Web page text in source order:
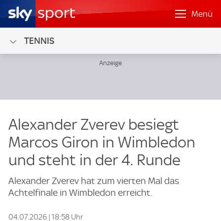
Menü
TENNIS
Alexander Zverev besiegt
Marcos Giron in Wimbledon
und steht in der 4. Runde
Alexander Zverev hat zum vierten Mal das
Achtelfinale in Wimbledon erreicht.
04.07.2026 | 18:58 Uhr